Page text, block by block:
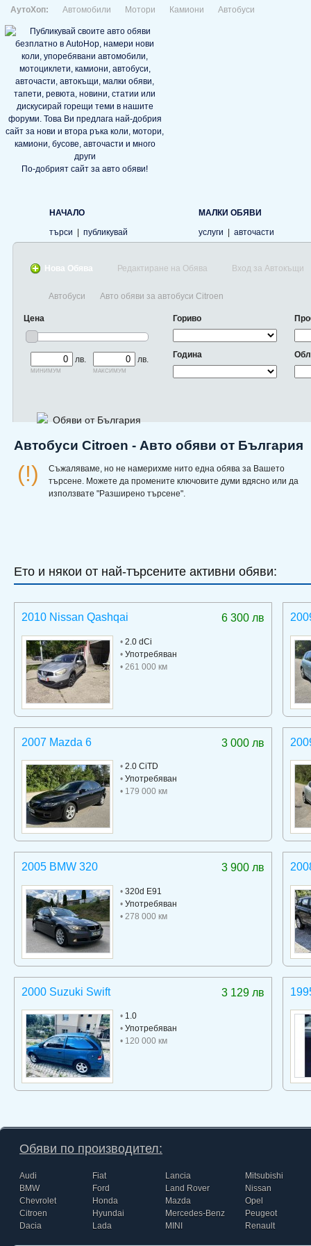
АутоХоп: Автомобили Мотори Камиони Автобуси
По-добрият сайт за авто обяви!
НАЧАЛО
търси
публикувай
МАЛКИ ОБЯВИ
услуги
авточасти
Нова Обява Редактиране на Обява Вход за Автокъщи
Автобуси Авто обяви за автобуси Citroen
Цена
лв.
минимум
лв.
максимум
Гориво
Година
Обяви от България
Автобуси Citroen - Авто обяви от България
(!)
Съжаляваме, но не намерихме нито една обява за Вашето
търсене. Можете да промените ключовите думи вдясно или да
използвате "Разширено търсене".
Ето и някои от най-търсените активни обяви:
6 300 лв
2010 Nissan Qashqai
• 2.0 dCi
• Употребяван
• 261 000 км
3 000 лв
2007 Mazda 6
• 2.0 CiTD
• Употребяван
• 179 000 км
3 900 лв
2005 BMW 320
• 320d E91
• Употребяван
• 278 000 км
3 129 лв
2000 Suzuki Swift
• 1.0
• Употребяван
• 120 000 км
Обяви по производител:
Audi
BMW
Chevrolet
Citroen
Dacia
Fiat
Ford
Honda
Hyundai
Lada
Lancia
Land Rover
Mazda
Mercedes-Benz
MINI
Mitsubishi
Nissan
Opel
Peugeot
Renault